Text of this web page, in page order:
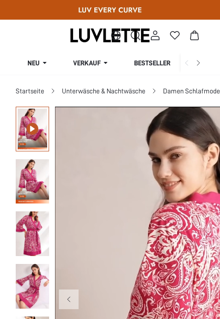
NEU VERKAUF BESTSELLER
Startseite Unterwäsche & Nachtwäsche Damen